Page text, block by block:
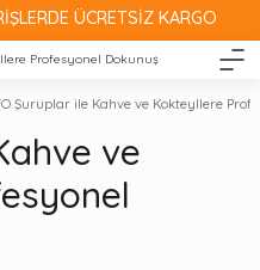
ÜCRETSİZ KARGO
Şuruplar ile Kahve ve Kokteyllere
ve